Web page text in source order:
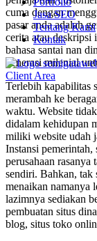
Jasa SEO
Tentang Kami
Kontak
Client Area
cuma dengan
pasar anda adalah
cerita atau deskripsi
bahasa santai nan
generasi milenial
Terlebih kapabilitas
merambah ke
waktu. Website
didalam kehidupan
miliki website udah
Instansi pemerintah,
perusahaan
sendiri. Bahkan,
menaikan namanya
lazimnya sediakan
pembuatan situs
blog, situs toko